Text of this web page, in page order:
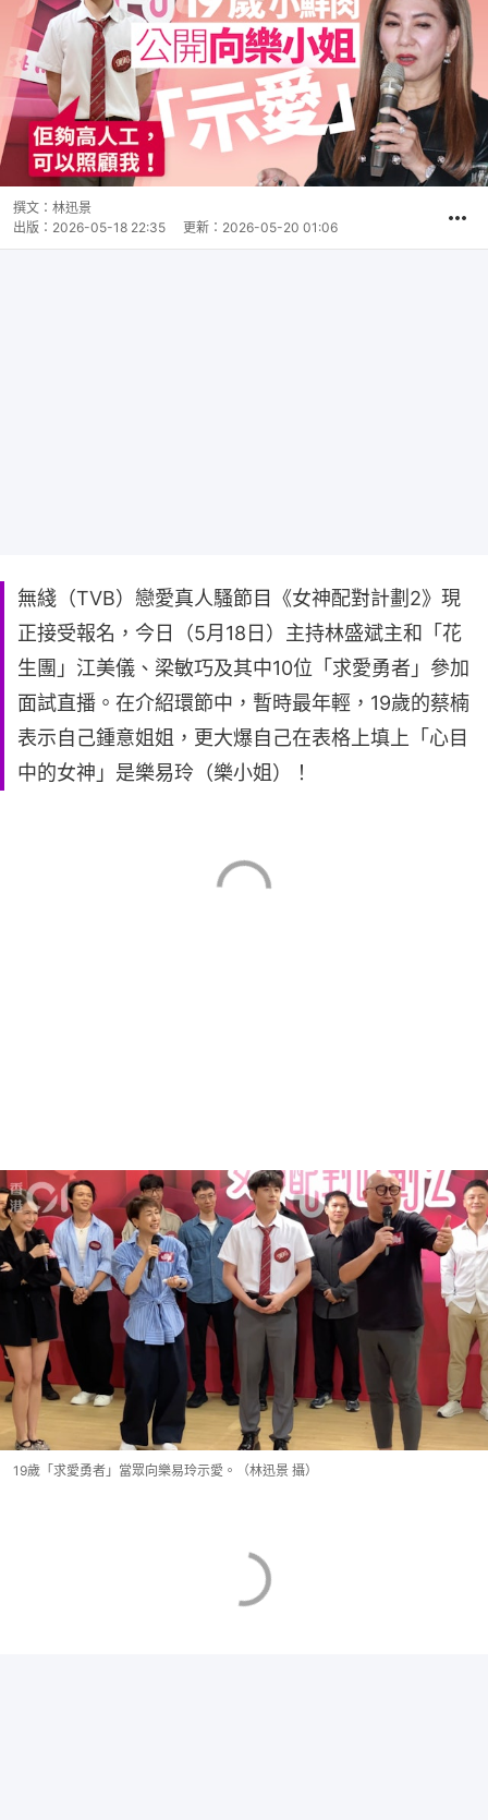
撰文： 林迅景
出版： 2026-05-18 22:35 更新： 2026-05-20 01:06
無綫（TVB）戀愛真人騷節目《女神配對計劃2》現
正接受報名，今日（5月18日）主持林盛斌主和「花
生團」江美儀、梁敏巧及其中10位「求愛勇者」參加
面試直播。在介紹環節中，暫時最年輕，19歲的蔡楠
表示自己鍾意姐姐，更大爆自己在表格上填上「心目
中的女神」是樂易玲（樂小姐）！
19歲「求愛勇者」當眾向樂易玲示愛。（林迅景 攝）